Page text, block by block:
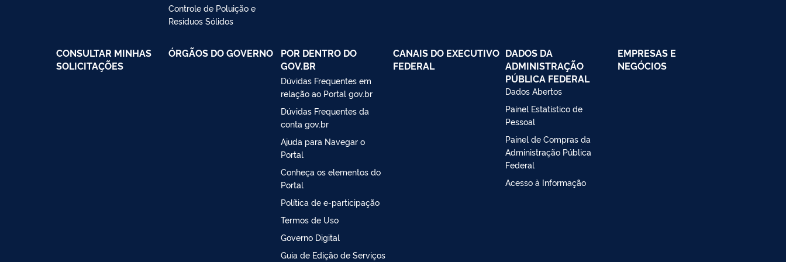
Controle de Poluição e
Resíduos Sólidos
CONSULTAR MINHAS
SOLICITAÇÕES
ÓRGÃOS DO GOVERNO
POR DENTRO DO
GOV.BR
Dúvidas Frequentes em
relação ao Portal gov.br
Dúvidas Frequentes da
conta gov.br
Ajuda para Navegar o
Portal
Conheça os elementos do
Portal
Política de e-participação
Termos de Uso
Governo Digital
Guia de Edição de Serviços
CANAIS DO EXECUTIVO
FEDERAL
DADOS DA
ADMINISTRAÇÃO
PÚBLICA FEDERAL
Dados Abertos
Painel Estatístico de
Pessoal
Painel de Compras da
Administração Pública
Federal
Acesso à Informação
EMPRESAS E
NEGÓCIOS